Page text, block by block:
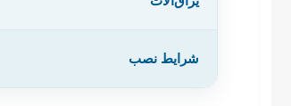
شرایط نصب